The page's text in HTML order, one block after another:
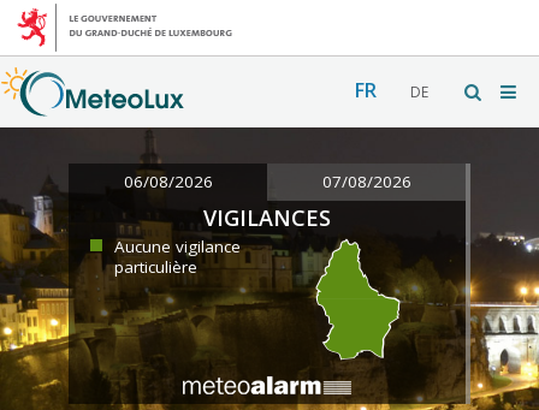
FR DE
06/08/2026 07/08/2026
VIGILANCES
Aucune vigilance
particulière